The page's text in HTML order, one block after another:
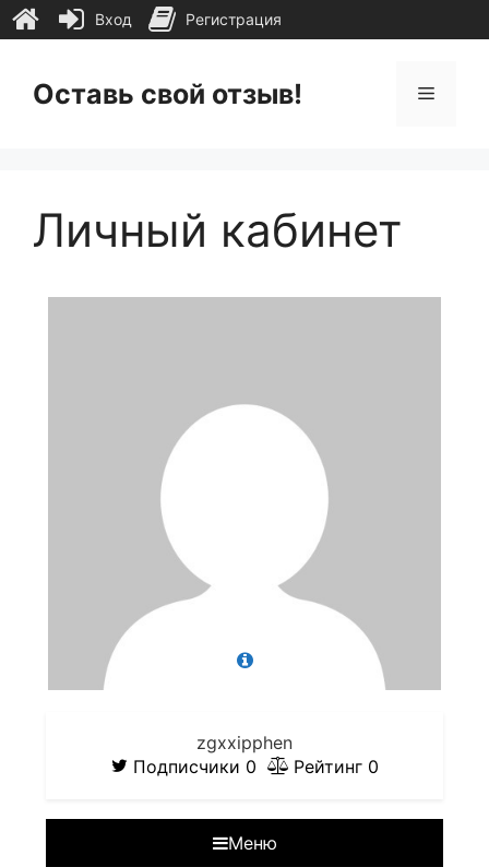
содержимому
Оставь свой отзыв! Меню
Личный кабинет
zgxxipphen
Подписчики 0 Рейтинг 0
Меню
Вход Регистрация